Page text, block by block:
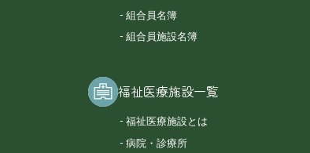
組合員名簿
組合員施設名簿
福祉医療施設一覧
福祉医療施設とは
病院・診療所